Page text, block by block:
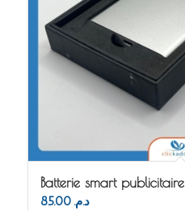
Batterie smart publicitaire
د.م. 85.00